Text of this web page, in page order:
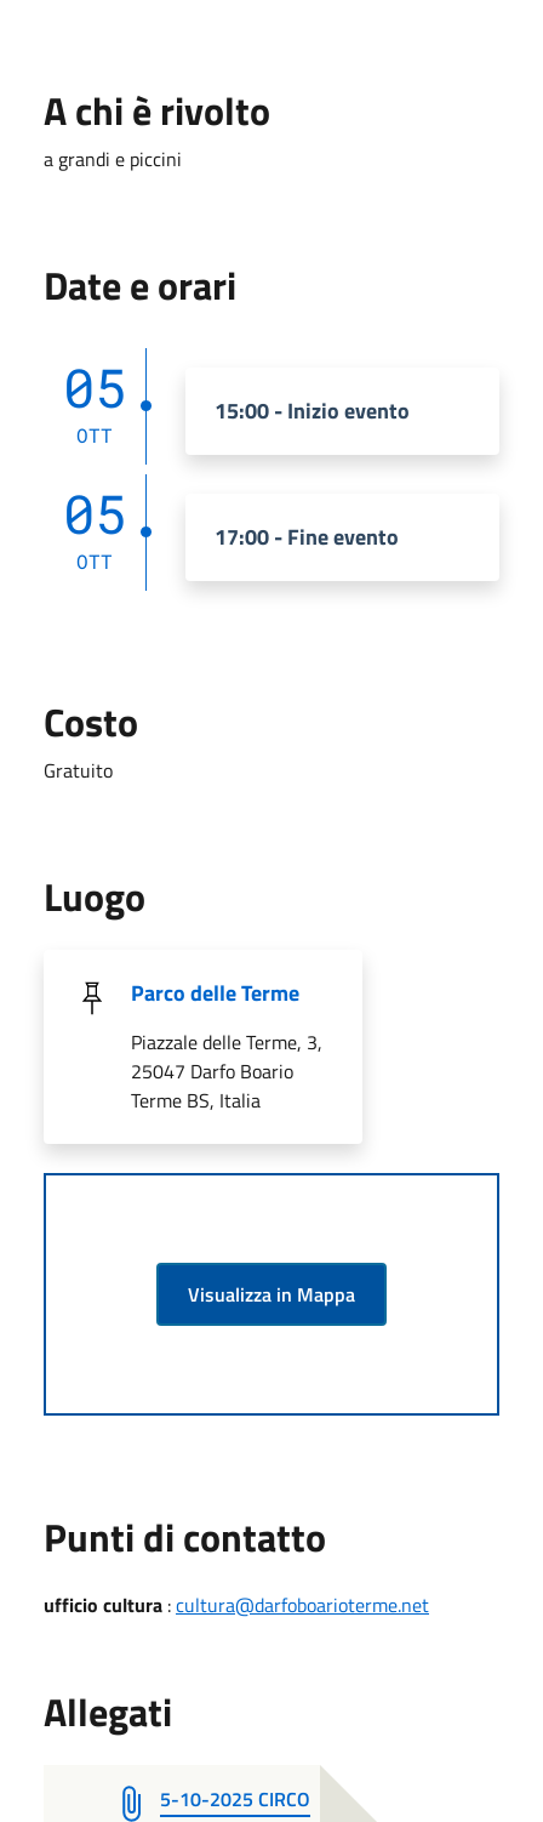
A chi è rivolto
a grandi e piccini
Date e orari
05
OTT
15:00 - Inizio evento
05
OTT
17:00 - Fine evento
Costo
Gratuito
Luogo
Parco delle Terme
Piazzale delle Terme, 3,
25047 Darfo Boario
Terme BS, Italia
Visualizza in Mappa
Punti di contatto
ufficio cultura :cultura@darfoboarioterme.net
Allegati
5-10-2025 CIRCO